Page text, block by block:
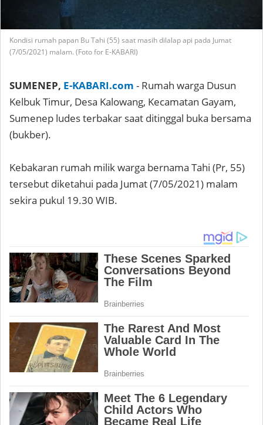
Kondisi rumah papan Bu Tahi (55) saat masih dilalap api pada Jumat
(7/05/2021) malam. (Foto for E-KABARI)
SUMENEP, E-KABARI.com - Rumah warga Dusun
Kelbuk Timur, Desa Kalowang, Kecamatan Gayam,
Sumenep ludes terbakar saat ditinggal buka bersama
(bukber).
Kebakaran rumah milik warga bernama Tahi (Pr, 55)
tersebut diketahui pada Jumat (7/05/2021) malam
sekira pukul 19.30 WIB.